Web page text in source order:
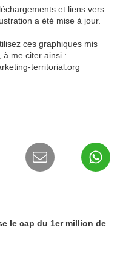
et liens vers
a été mise à jour.
ces graphiques mis
à me citer ainsi :
territorial.org
le cap du 1er million de